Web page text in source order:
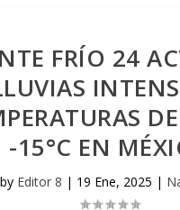
FRÍO 24
-15°C EN
Editor 8 | 19 Ene, 2025 |